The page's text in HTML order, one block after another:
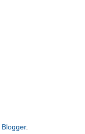
Blogger.